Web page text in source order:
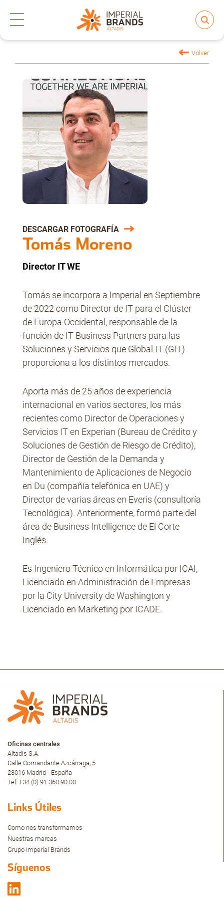
Nuestras Marcas
Compromiso
Regulación
No Contrabando
Prensa
Contacto
Compartir
Volver
DESCARGAR FOTOGRAFÍA
Tomás Moreno
Director IT WE
Tomás se incorpora a Imperial en Septiembre
de 2022 como Director de IT para el Clúster
de Europa Occidental, responsable de la
función de IT Business Partners para las
Soluciones y Servicios que Global IT (GIT)
proporciona a los distintos mercados.
Aporta más de 25 años de experiencia
internacional en varios sectores, los más
recientes como Director de Operaciones y
Servicios IT en Experian (Bureau de Crédito y
Soluciones de Gestión de Riesgo de Crédito),
Director de Gestión de la Demanda y
Mantenimiento de Aplicaciones de Negocio
en Du (compañía telefónica en UAE) y
Director de varias áreas en Everis (consultoría
Tecnológica). Anteriormente, formó parte del
área de Business Intelligence de El Corte
Inglés.
Es Ingeniero Técnico en Informática por ICAI,
Licenciado en Administración de Empresas
por la City University de Washington y
Licenciado en Marketing por ICADE.
Oficinas centrales
Altadis S.A.
Calle Comandante Azcárraga, 5
28016 Madrid - España
Tel: +34 (0) 91 360 90 00
Links Útiles
Como nos transformamos
Nuestras marcas
Grupo Imperial Brands
Síguenos